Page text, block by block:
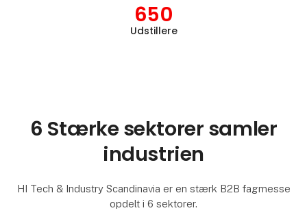
650
Udstillere
6 Stærke sektorer samler
industrien
HI Tech & Industry Scandinavia er en stærk B2B fagmesse
opdelt i 6 sektorer.